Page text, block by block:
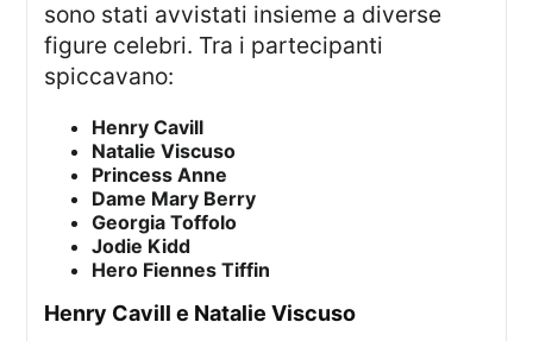
sono stati avvistati insieme a diverse
figure celebri. Tra i partecipanti
spiccavano:
Henry Cavill
Natalie Viscuso
Princess Anne
Dame Mary Berry
Georgia Toffolo
Jodie Kidd
Hero Fiennes Tiffin
Henry Cavill e Natalie Viscuso